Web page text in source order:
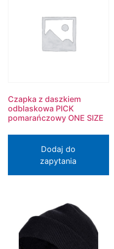
Czapka z daszkiem
odblaskowa PICK
pomarańczowy ONE SIZE
Dodaj do
zapytania